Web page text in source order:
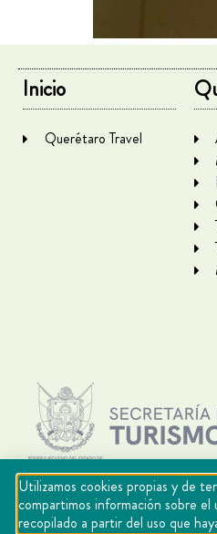
Inicio
Querétaro Travel
Utilizamos cookies propias y de
compartimos información sobre
recopilado a partir del uso que